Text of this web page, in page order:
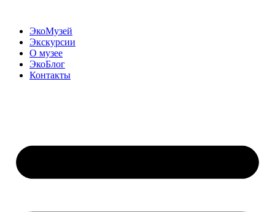
содержимому
ЭкоМузей
Экскурсии
О музее
ЭкоБлог
Контакты